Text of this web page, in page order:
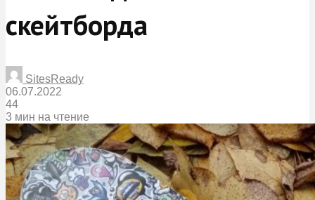
скейтборда
SitesReady
06.07.2022
44
3 мин на чтение